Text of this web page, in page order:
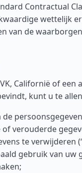
Contractual
wettelijk
van de
Californië of
kunt u te
de
verouderde
te verwijderen
gebruik van uw